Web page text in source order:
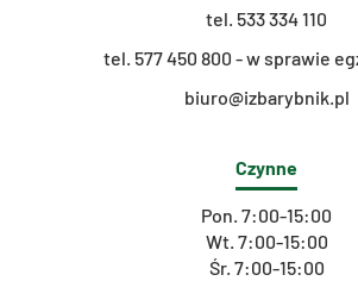
tel. 533 334 110
tel. 577 450 800 - w sprawie
biuro@izbarybnik.pl
Czynne
Pon. 7:00-15:00
Wt. 7:00-15:00
Śr. 7:00-15:00